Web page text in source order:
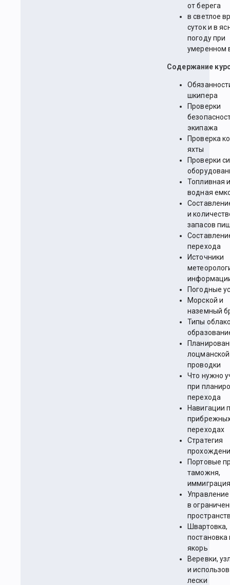
от берега
в светлое
суток и в
погоду при
умеренном
Содержание
шкипера
Проверки
экипажа
Проверка
яхты
Проверки
Топливная
водная
и
запасов
перехода
Источники
Погодные
Морской и
наземный
Типы
лоцманской
проводки
Что нужно
при
перехода
Навигации
переходах
Стратегия
Портовые
таможня,
в
Швартовка,
постановка
якорь
Веревки,
и
лески